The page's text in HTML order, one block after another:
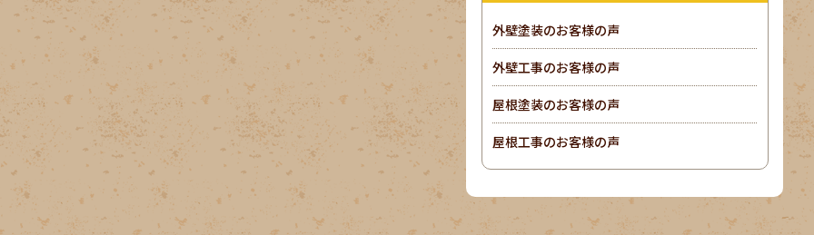
外壁塗装のお客様の声
外壁工事のお客様の声
屋根塗装のお客様の声
屋根工事のお客様の声